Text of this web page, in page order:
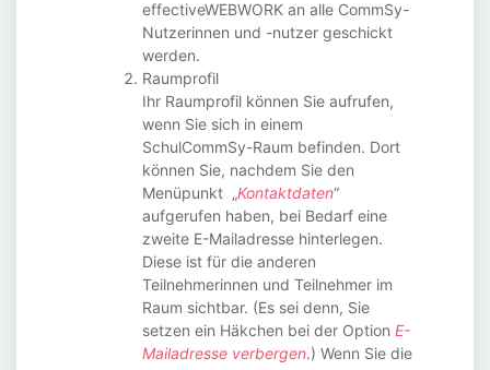
effectiveWEBWORK an alle CommSy-
Nutzerinnen und -nutzer geschickt
werden.
Raumprofil
Ihr Raumprofil können Sie aufrufen,
wenn Sie sich in einem
SchulCommSy-Raum befinden. Dort
können Sie, nachdem Sie den
Menüpunkt „Kontaktdaten“
aufgerufen haben, bei Bedarf eine
zweite E-Mailadresse hinterlegen.
Diese ist für die anderen
Teilnehmerinnen und Teilnehmer im
Raum sichtbar. (Es sei denn, Sie
setzen ein Häkchen bei der Option E-
Mailadresse verbergen.) Wenn Sie die